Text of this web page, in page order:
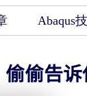
Abaqus
偷偷告诉